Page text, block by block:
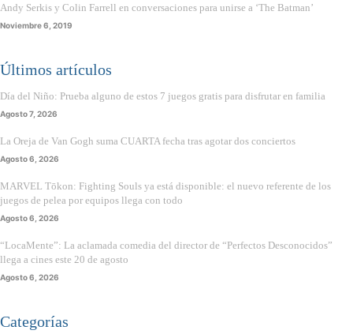
Andy Serkis y Colin Farrell en conversaciones para unirse a ‘The Batman’
Noviembre 6, 2019
Últimos artículos
Día del Niño: Prueba alguno de estos 7 juegos gratis para disfrutar en familia
Agosto 7, 2026
La Oreja de Van Gogh suma CUARTA fecha tras agotar dos conciertos
Agosto 6, 2026
MARVEL Tōkon: Fighting Souls ya está disponible: el nuevo referente de los
juegos de pelea por equipos llega con todo
Agosto 6, 2026
“LocaMente”: La aclamada comedia del director de “Perfectos Desconocidos”
llega a cines este 20 de agosto
Agosto 6, 2026
Categorías